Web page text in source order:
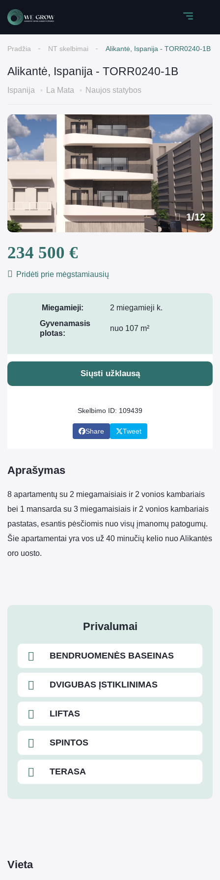
Pradžia NT skelbimai Alikantė, Ispanija - TORR0240-1B
Alikantė, Ispanija - TORR0240-1B
Ispanija La Mata Naujos statybos
1/12
234 500 €
Pridėti prie mėgstamiausių
Miegamieji:
2 miegamieji k.
Gyvenamasis
plotas:
nuo 107 m²
Siųsti užklausą
Skelbimo ID: 109439
Share Tweet
Aprašymas
8 apartamentų su 2 miegamaisiais ir 2 vonios kambariais
bei 1 mansarda su 3 miegamaisiais ir 2 vonios kambariais
pastatas, esantis pėsčiomis nuo visų įmanomų patogumų.
Šie apartamentai yra vos už 40 minučių kelio nuo Alikantės
oro uosto.
Privalumai
BENDRUOMENĖS BASEINAS
DVIGUBAS ĮSTIKLINIMAS
LIFTAS
SPINTOS
TERASA
Vieta